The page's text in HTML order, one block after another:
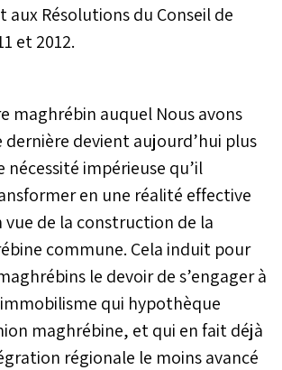
Résolutions du Conseil de
et 2012.
maghrébin auquel Nous avons
dernière devient aujourd’hui plus
nécessité impérieuse qu’il
en une réalité effective
de la construction de la
commune. Cela induit pour
le devoir de s’engager à
qui hypothèque
maghrébine, et qui en fait déjà
régionale le moins avancé